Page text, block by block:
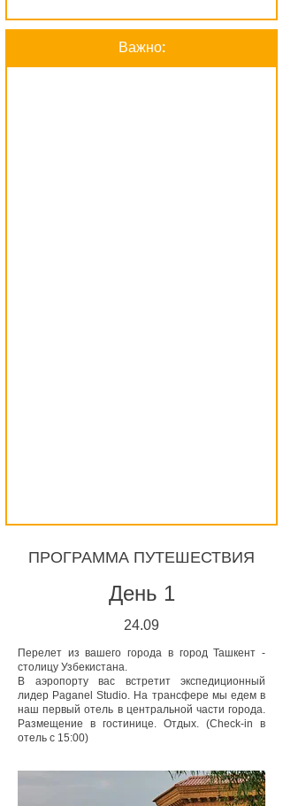
Важно:
ПРОГРАММА ПУТЕШЕСТВИЯ
День 1
24.09
Перелет из вашего города в город Ташкент -
столицу Узбекистана.
В аэропорту вас встретит экспедиционный
лидер Paganel Studio. На трансфере мы едем в
наш первый отель в центральной части города.
Размещение в гостинице. Отдых. (Check-in в
отель c 15:00)